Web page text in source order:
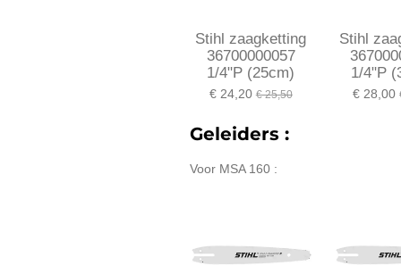
Stihl zaagketting
36700000057
1/4"P (25cm)
€ 24,20 € 25,50
Stihl
1/4"P
€ 28,00
Geleiders :
Voor MSA 160 :